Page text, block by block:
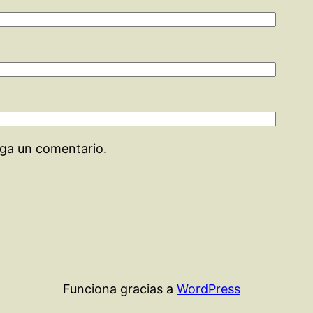
un comentario.
Funciona gracias a WordPress